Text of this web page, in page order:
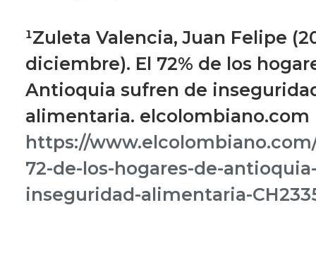
¹Zuleta Valencia, Juan Felipe
diciembre). El 72% de los
Antioquia sufren de
alimentaria. elcolombiano.com
https://
72-de-los-hogares-de-
inseguridad-alimentaria-